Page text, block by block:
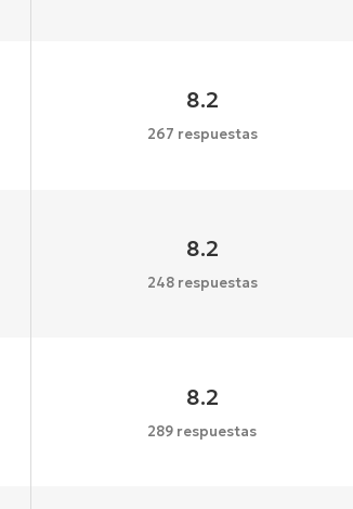
8.2
267 respuestas
8.2
248 respuestas
8.2
289 respuestas